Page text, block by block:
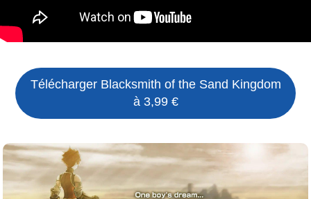
Télécharger Blacksmith of the Sand Kingdom
à 3,99 €